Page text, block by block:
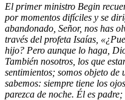
El primer ministro Begin
por momentos difíciles y se
abandonado, Señor, nos has
través del profeta Isaías,
hijo? Pero aunque lo haga,
También nosotros, los que
sentimientos; somos objeto
sabemos: siempre tiene los
parezca de noche. Él es